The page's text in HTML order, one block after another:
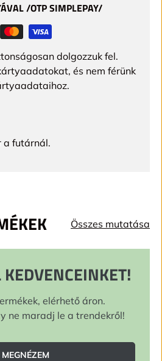
/OTP SIMPLEPAY/
dolgozzuk fel.
és nem férünk
a futárnál.
Összes mutatása
KEDVENCEINKET!
elérhető áron.
ne maradj le a trendekről!
MEGNÉZEM